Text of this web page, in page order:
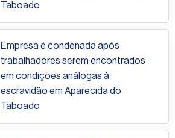
Taboado
Empresa é condenada após
trabalhadores serem encontrados
em condições análogas à
escravidão em Aparecida do
Taboado